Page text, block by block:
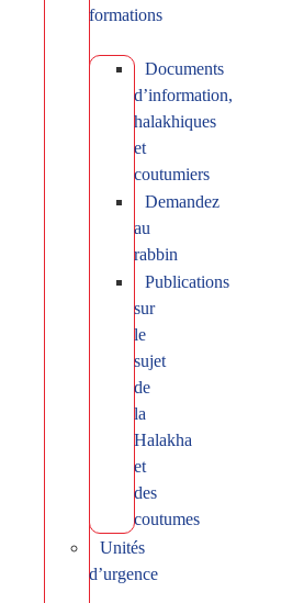
formations
Documents
d’information,
halakhiques
et
coutumiers
Demandez
au
rabbin
Publications
sur
le
sujet
de
la
Halakha
et
des
coutumes
Unités
d’urgence